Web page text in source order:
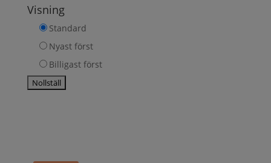
Visning
Standard
Nyast först
Billigast först